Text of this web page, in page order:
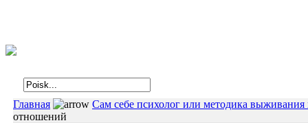
Главная
Сам себе психолог или методика выживания
отношений